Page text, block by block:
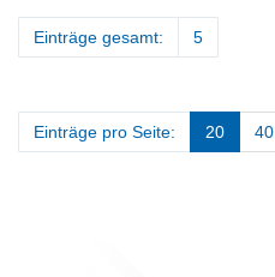
Einträge gesamt: 5
Einträge pro Seite: 20 40